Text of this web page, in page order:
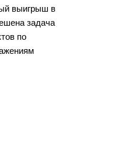
выигрыш в
задача
по